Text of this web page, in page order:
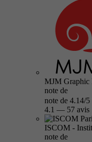
MJM Graphic
note de
note de 4.14/5
4.1 — 57 avis
ISCOM -
note de